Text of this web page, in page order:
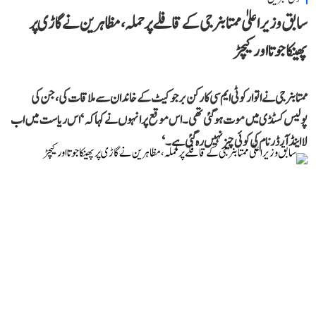
سابق وزیر اعلیٰ ممتا بنرجی کے قافلے پر حملہ، مظاہرین نے گاڑی پر
پھینکا جوتا اور کیچڑ
ممتا بنرجی نے اتوار کو ٹی ایم سی کارکن برجو کیٹ کے خاندان سے ملاقات کی، جن کی
پولیس کسٹڈی میں موت ہو گئی تھی۔ اس موقع پر انہوں نے کہا کہ ‘اس ریاست میں اب
لا اینڈ آرڈر نام کی کوئی چیز نہیں رہ گئی ہے۔‘